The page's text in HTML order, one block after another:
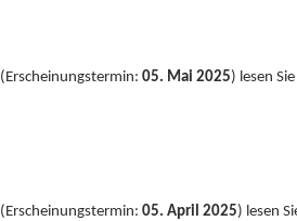
(Erscheinungstermin: 05. Mai 2025) lesen Sie
(Erscheinungstermin: 05. April 2025) lesen